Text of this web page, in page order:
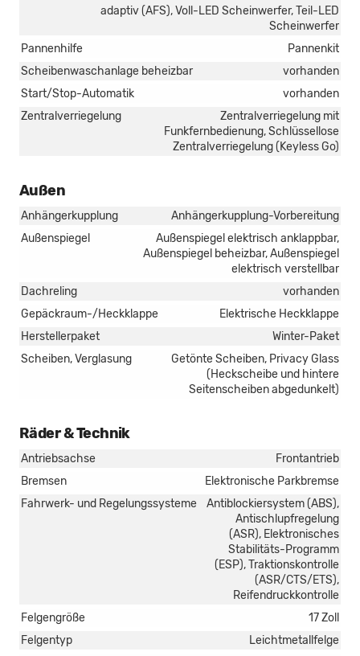
adaptiv (AFS), Voll-LED Scheinwerfer, Teil-LED
Scheinwerfer
Pannenhilfe
Pannenkit
Scheibenwaschanlage beheizbar
vorhanden
Start/Stop-Automatik
vorhanden
Zentralverriegelung
Zentralverriegelung mit
Funkfernbedienung, Schlüssellose
Zentralverriegelung (Keyless Go)
Außen
Anhängerkupplung
Anhängerkupplung-Vorbereitung
Außenspiegel
Außenspiegel elektrisch anklappbar,
Außenspiegel beheizbar, Außenspiegel
elektrisch verstellbar
Dachreling
vorhanden
Gepäckraum-/Heckklappe
Elektrische Heckklappe
Herstellerpaket
Winter-Paket
Scheiben, Verglasung
Getönte Scheiben, Privacy Glass
(Heckscheibe und hintere
Seitenscheiben abgedunkelt)
Räder & Technik
Antriebsachse
Frontantrieb
Bremsen
Elektronische Parkbremse
Fahrwerk- und Regelungssysteme
Antiblockiersystem (ABS),
Antischlupfregelung
(ASR), Elektronisches
Stabilitäts-Programm
(ESP), Traktionskontrolle
(ASR/CTS/ETS),
Reifendruckkontrolle
Felgengröße
17 Zoll
Felgentyp
Leichtmetallfelge